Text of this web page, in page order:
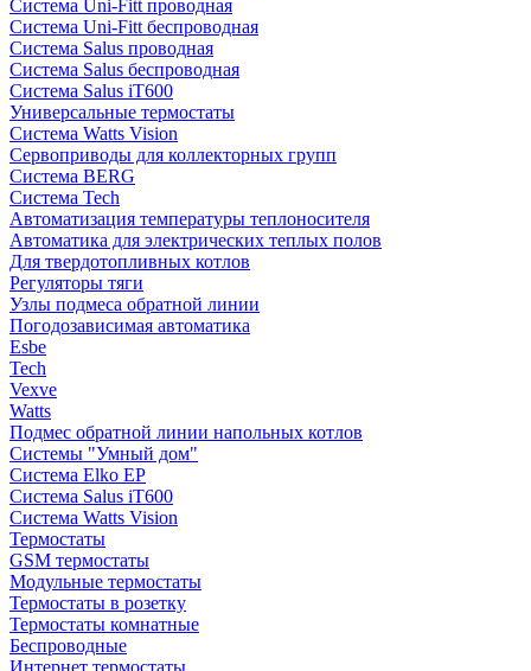
Система Uni-Fitt проводная
Система Uni-Fitt беспроводная
Система Salus проводная
Система Salus беспроводная
Система Salus iT600
Универсальные термостаты
Система Watts Vision
Сервоприводы для коллекторных групп
Система BERG
Система Tech
Автоматизация температуры теплоносителя
Автоматика для электрических теплых полов
Для твердотопливных котлов
Регуляторы тяги
Узлы подмеса обратной линии
Погодозависимая автоматика
Esbe
Tech
Vexve
Watts
Подмес обратной линии напольных котлов
Системы "Умный дом"
Система Elko EP
Система Salus iT600
Система Watts Vision
Термостаты
GSM термостаты
Модульные термостаты
Термостаты в розетку
Термостаты комнатные
Беспроводные
Интернет термостаты